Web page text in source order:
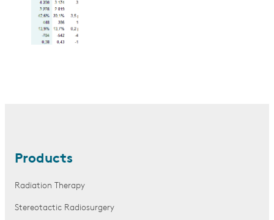
Products
Radiation Therapy
Stereotactic Radiosurgery